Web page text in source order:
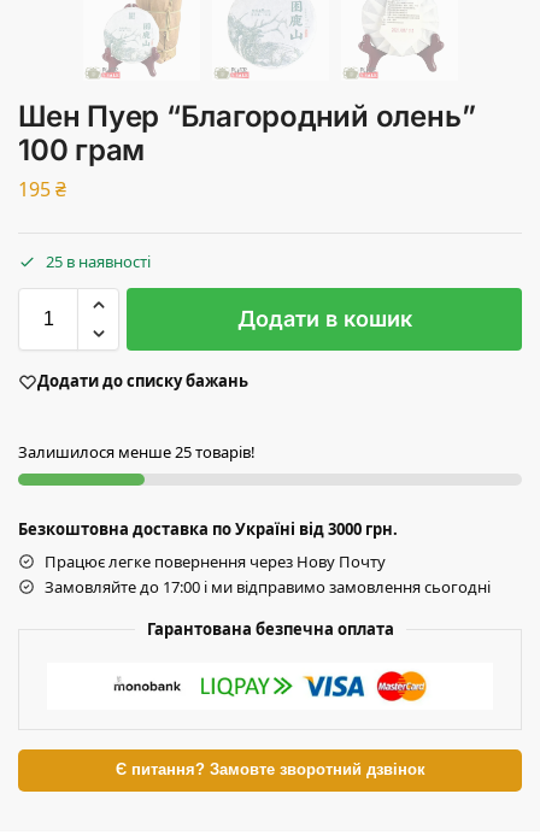
Шен Пуер “Благородний олень”
100 грам
195₴
25 в наявності
Додати в кошик
Додати до списку бажань
Залишилося менше 25 товарів!
Безкоштовна доставка по Україні від 3000 грн.
Працює легке повернення через Нову Почту
Замовляйте до 17:00 і ми відправимо замовлення сьогодні
Гарантована безпечна оплата
Є питання? Замовте зворотний дзвінок